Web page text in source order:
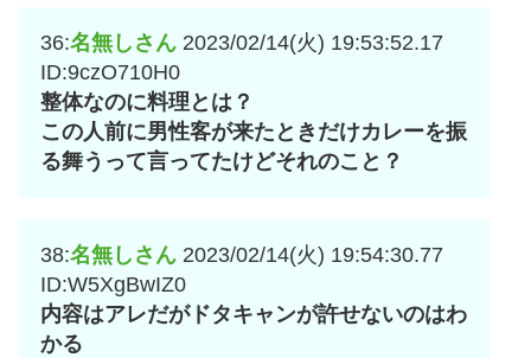
36:名無しさん 2023/02/14(火) 19:53:52.17
ID:9czO710H0
整体なのに料理とは？
この人前に男性客が来たときだけカレーを振
る舞うって言ってたけどそれのこと？
38:名無しさん 2023/02/14(火) 19:54:30.77
ID:W5XgBwIZ0
内容はアレだがドタキャンが許せないのはわ
かる